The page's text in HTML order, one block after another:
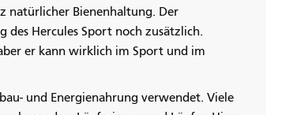
natürlicher Bienenhaltung. Der
des Hercules Sport noch zusätzlich.
er kann wirklich im Sport und im
und Energienahrung verwendet. Viele